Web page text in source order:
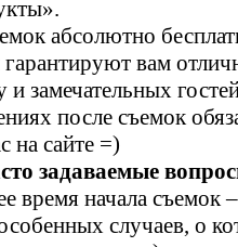
абсолютно
вам
замечательных
после съемок
на сайте =)
задаваемые
время начала съемок
случаев, о